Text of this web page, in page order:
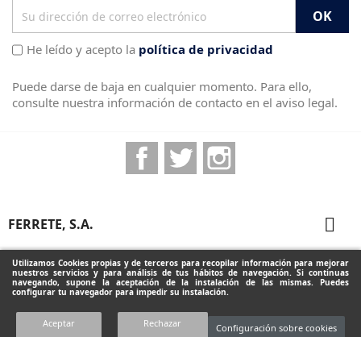
Utilizamos Cookies propias y de terceros para recopilar información para mejorar
nuestros servicios y para análisis de tus hábitos de navegación. Si continuas
navegando, supone la aceptación de la instalación de las mismas. Puedes
configurar tu navegador para impedir su instalación.
Aceptar Rechazar Configuración sobre cookies
He leído y acepto la política de privacidad
Puede darse de baja en cualquier momento. Para ello,
consulte nuestra información de contacto en el aviso legal.
FacebookTwitter
FERRETE, S.A. 
PRODUCTOS 
Diseñado por Programación Integral S.A.